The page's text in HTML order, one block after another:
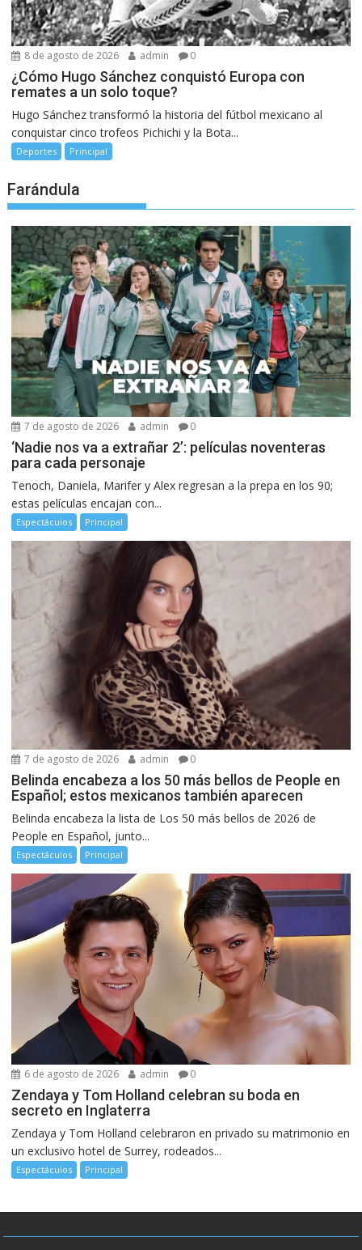
8 de agosto de 2026 admin 0
¿Cómo Hugo Sánchez conquistó Europa con
remates a un solo toque?
Hugo Sánchez transformó la historia del fútbol mexicano al
conquistar cinco trofeos Pichichi y la Bota...
Deportes Principal
Farándula
7 de agosto de 2026 admin 0
‘Nadie nos va a extrañar 2’: películas noventeras
para cada personaje
Tenoch, Daniela, Marifer y Alex regresan a la prepa en los 90;
estas películas encajan con...
Espectáculos Principal
7 de agosto de 2026 admin 0
Belinda encabeza a los 50 más bellos de People en
Español; estos mexicanos también aparecen
Belinda encabeza la lista de Los 50 más bellos de 2026 de
People en Español, junto...
Espectáculos Principal
6 de agosto de 2026 admin 0
Zendaya y Tom Holland celebran su boda en
secreto en Inglaterra
Zendaya y Tom Holland celebraron en privado su matrimonio en
un exclusivo hotel de Surrey, rodeados...
Espectáculos Principal